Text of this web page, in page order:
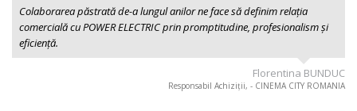
Colaborarea păstrată de-a lungul anilor ne face să definim relația
comercială cu POWER ELECTRIC prin promptitudine, profesionalism şi
eficiență.
Florentina BUNDUC
Responsabil Achiziții, - CINEMA CITY ROMANIA